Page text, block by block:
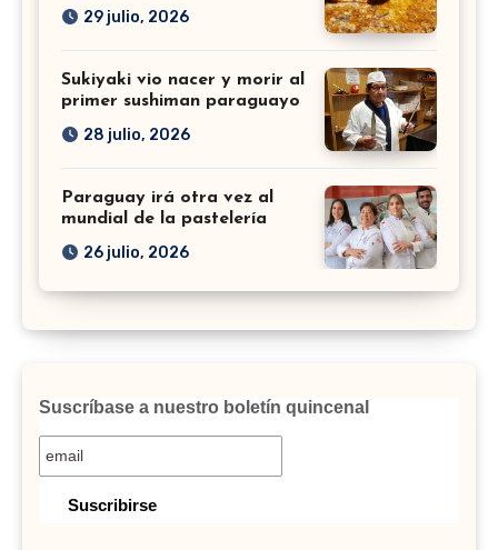
29 julio, 2026
Sukiyaki vio nacer y morir al
primer sushiman paraguayo
28 julio, 2026
Paraguay irá otra vez al
mundial de la pastelería
26 julio, 2026
Suscríbase a nuestro boletín quincenal